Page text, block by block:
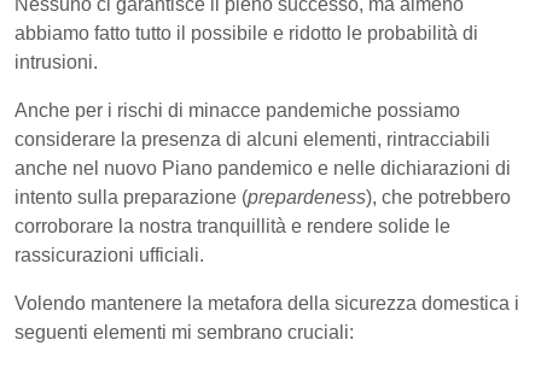
Nessuno ci garantisce il pieno successo, ma almeno
abbiamo fatto tutto il possibile e ridotto le probabilità di
intrusioni.
Anche per i rischi di minacce pandemiche possiamo
considerare la presenza di alcuni elementi, rintracciabili
anche nel nuovo Piano pandemico e nelle dichiarazioni di
intento sulla preparazione (prepardeness), che potrebbero
corroborare la nostra tranquillità e rendere solide le
rassicurazioni ufficiali.
Volendo mantenere la metafora della sicurezza domestica i
seguenti elementi mi sembrano cruciali: